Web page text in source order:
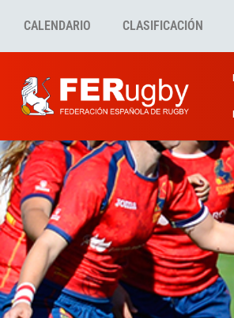
CALENDARIO CLASIFICACIÓN